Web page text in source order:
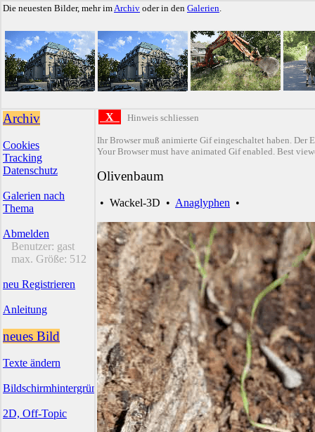
Die neuesten Bilder, mehr imArchiv oder in den Galerien.
Archiv
Cookies
Tracking
Datenschutz
Galerien nach
Thema
Abmelden
Benutzer: gast
max. Größe: 512
neu Registrieren
Anleitung
neues Bild
Texte ändern
Bildschirmhintergründe
2D, Off-Topic
X Hinweis schliessen
Ihr Browser muß animierte Gif eingeschaltet haben. Der
Your Browser must have animated Gif enabled. Best
Olivenbaum
• Wackel-3D • Anaglyphen •